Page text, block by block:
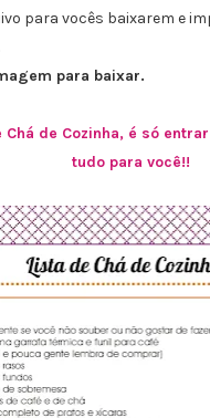
para vocês baixarem e
para baixar.
de Cozinha, é só
tudo para você!!